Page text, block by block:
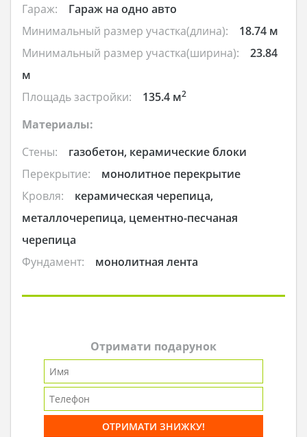
Гараж:
Гараж на одно авто
Минимальный размер участка(длина):
18.74 м
Минимальный размер участка(ширина):
23.84
м
Площадь застройки:
135.4 м2
Материалы:
Стены:
газобетон, керамические блоки
Перекрытие:
монолитное перекрытие
Кровля:
керамическая черепица,
металлочерепица, цементно-песчаная
черепица
Фундамент:
монолитная лента
Отримати подарунок